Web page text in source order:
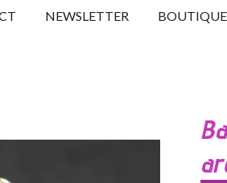
NEWSLETTER BOUTIQUE